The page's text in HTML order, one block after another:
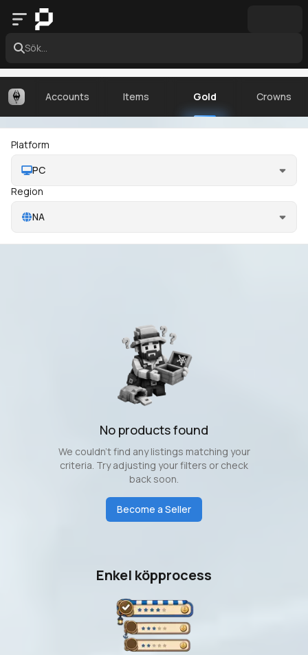
Sök...
Accounts Items Gold Crowns
Platform
PC
Region
NA
No products found
We couldn't find any listings matching your
criteria. Try adjusting your filters or check
back soon.
Become a Seller
Enkel köpprocess